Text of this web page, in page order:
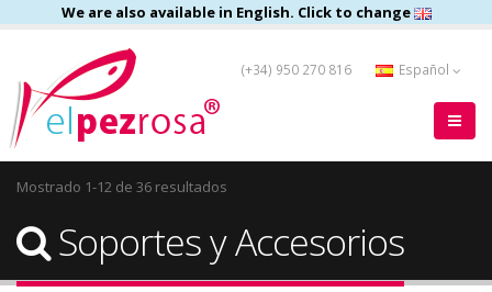
We are also available in English. Click to change
(+34) 950 270 816 Español
Mostrado 1-12 de 36 resultados
Soportes y Accesorios